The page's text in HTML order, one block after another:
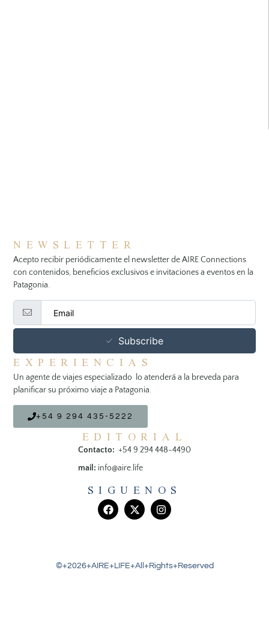
NEWSLETTER
Acepto recibir periódicamente el newsletter de AIRE Connections
con contenidos, beneficios exclusivos e invitaciones a eventos en la
Patagonia.
Subscribe
EXPERIENCIAS
Un agente de viajes especializado lo atenderá a la breveda para
planificar su próximo viaje a Patagonia.
+54 9 294 435-5222
EDITORIAL
Contacto: +54 9 294 448-4490
mail: info@aire.life
SIGUENOS
©+2026+AIRE+LIFE+All+Rights+Reserved